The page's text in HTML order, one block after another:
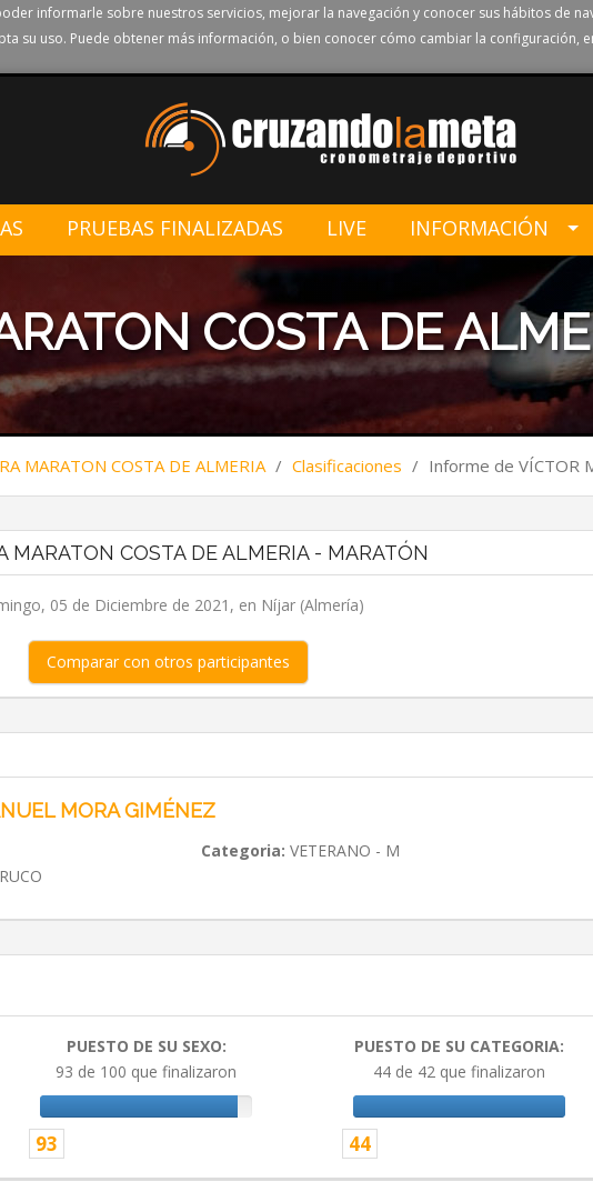
informarle sobre nuestros servicios, mejorar la navegación y conocer sus hábitos de
su uso. Puede obtener más información, o bien conocer cómo cambiar la configuración,
PRUEBAS FINALIZADAS LIVE INFORMACIÓN
COSTA DE
MARATON COSTA DE ALMERIA / Clasificaciones / Informe de VÍCTOR
MARATON COSTA DE ALMERIA - MARATÓN
05 de Diciembre de 2021, en Níjar (Almería)
Comparar con otros participantes
MORA GIMÉNEZ
Categoria: VETERANO - M
PUESTO DE SU SEXO:
93 de 100 que finalizaron
93
PUESTO DE SU CATEGORIA:
44 de 42 que finalizaron
44